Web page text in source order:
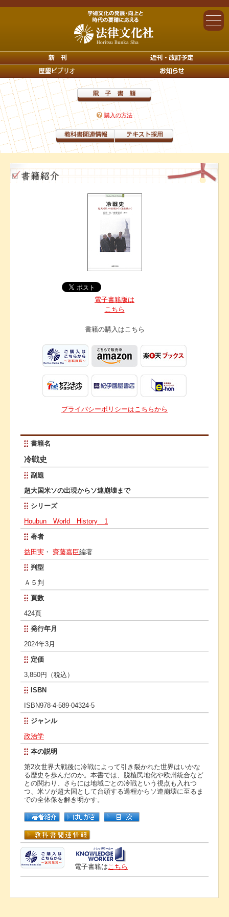
購入の方法
電子書籍版は
こちら
書籍の購入はこちら
プライバシーポリシーはこちらから
書籍名
冷戦史
副題
超大国米ソの出現からソ連崩壊まで
シリーズ
Houbun World History 1
著者
益田実 ・ 齋藤嘉臣編著
判型
Ａ５判
頁数
424頁
発行年月
2024年3月
定価
3,850円（税込）
ISBN
ISBN978-4-589-04324-5
ジャンル
政治学
本の説明
第2次世界大戦後に冷戦によって引き裂かれた世界はいかな
る歴史を歩んだのか。本書では、脱植民地化や欧州統合など
との関わり、さらには地域ごとの冷戦という視点も入れつ
つ、米ソが超大国として台頭する過程からソ連崩壊に至るま
での全体像を解き明かす。
電子書籍は こちら